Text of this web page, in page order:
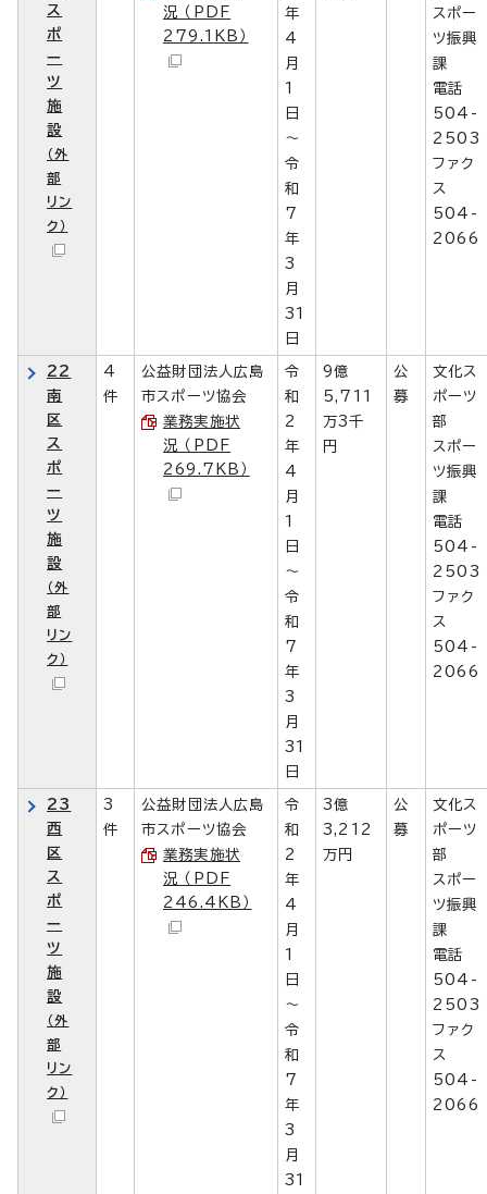
ス
ポ
ー
ツ
施
設
（外
部
リン
ク）
況 （PDF
279.1KB）
年
4
月
1
日
～
令
和
7
年
3
月
31
日
スポー
ツ振興
課
電話
504-
2503
ファク
ス
504-
2066
22
南
区
ス
ポ
ー
ツ
施
設
（外
部
リン
ク）
4
件
公益財団法人広島
市スポーツ協会
業務実施状
況 （PDF
269.7KB）
令
和
2
年
4
月
1
日
～
令
和
7
年
3
月
31
日
9億
5,711
万3千
円
公
募
文化ス
ポーツ
部
スポー
ツ振興
課
電話
504-
2503
ファク
ス
504-
2066
23
西
区
ス
ポ
ー
ツ
施
設
（外
部
リン
ク）
3
件
公益財団法人広島
市スポーツ協会
業務実施状
況 （PDF
246.4KB）
令
和
2
年
4
月
1
日
～
令
和
7
年
3
月
31
3億
3,212
万円
公
募
文化ス
ポーツ
部
スポー
ツ振興
課
電話
504-
2503
ファク
ス
504-
2066